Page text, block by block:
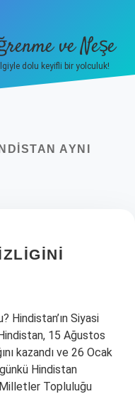
ve Neşe
dolu keyifli bir yolculuk!
AYNI
Hindistan’ın Siyasi
15 Ağustos
kazandı ve 26 Ocak
Hindistan
Milletler Topluluğu